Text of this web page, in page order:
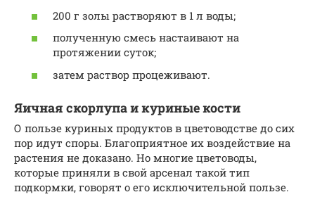
200 г золы растворяют в 1 л воды;
полученную смесь настаивают на
протяжении суток;
затем раствор процеживают.
Яичная скорлупа и куриные кости
О пользе куриных продуктов в цветоводстве до сих
пор идут споры. Благоприятное их воздействие на
растения не доказано. Но многие цветоводы,
которые приняли в свой арсенал такой тип
подкормки, говорят о его исключительной пользе.